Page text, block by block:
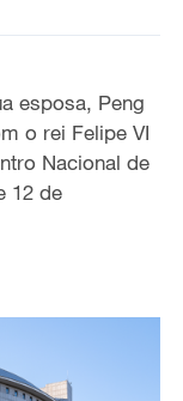
esposa, Peng
o rei Felipe VI
Nacional de
12 de